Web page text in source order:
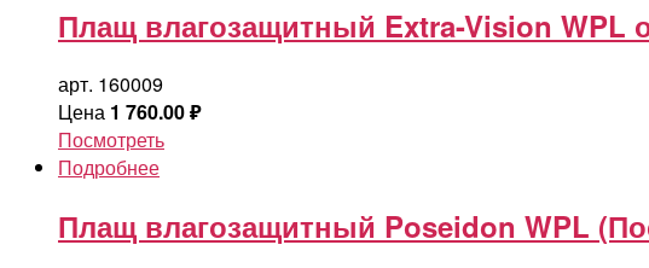
Плащ влагозащитный Extra-Vision
арт. 160009
Цена 1 760.00₽
Посмотреть
Подробнее
Плащ влагозащитный Poseidon WPL